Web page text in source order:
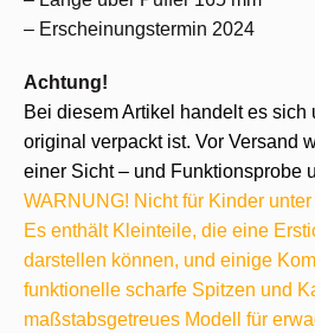
– Erscheinungstermin 2024
Achtung!
Bei diesem Artikel handelt es sich
original verpackt ist. Vor Versand
einer Sicht – und Funktionsprobe
WARNUNG! Nicht für Kinder
Es enthält Kleinteile, die eine
darstellen können, und einige
funktionelle scharfe Spitzen und
maßstabsgetreues Modell für